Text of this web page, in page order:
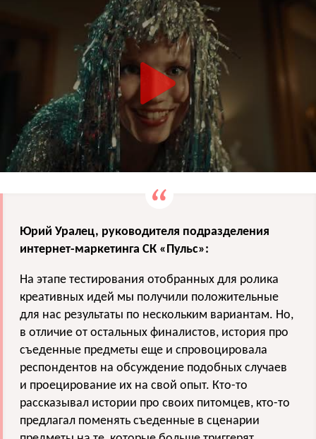
Юрий Уралец, руководителя подразделения
интернет-маркетинга СК «Пульс»:
На этапе тестирования отобранных для ролика
креативных идей мы получили положительные
для нас результаты по нескольким вариантам. Но,
в отличие от остальных финалистов, история про
съеденные предметы еще и спровоцировала
респондентов на обсуждение подобных случаев
и проецирование их на свой опыт. Кто-то
рассказывал истории про своих питомцев, кто-то
предлагал поменять съеденные в сценарии